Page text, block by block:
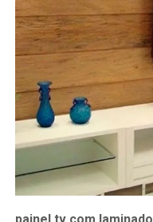
painel tv com laminado